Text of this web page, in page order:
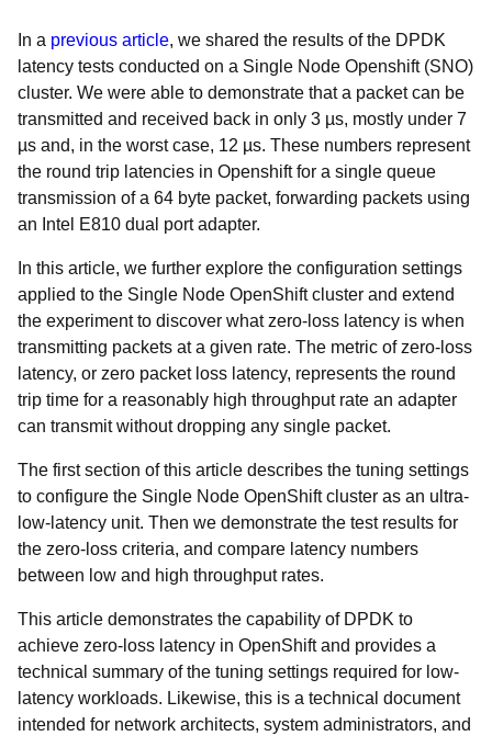
In a previous article, we shared the results of the DPDK
latency tests conducted on a Single Node Openshift (SNO)
cluster. We were able to demonstrate that a packet can be
transmitted and received back in only 3 µs, mostly under 7
µs and, in the worst case, 12 µs. These numbers represent
the round trip latencies in Openshift for a single queue
transmission of a 64 byte packet, forwarding packets using
an Intel E810 dual port adapter.
In this article, we further explore the configuration settings
applied to the Single Node OpenShift cluster and extend
the experiment to discover what zero-loss latency is when
transmitting packets at a given rate. The metric of zero-loss
latency, or zero packet loss latency, represents the round
trip time for a reasonably high throughput rate an adapter
can transmit without dropping any single packet.
The first section of this article describes the tuning settings
to configure the Single Node OpenShift cluster as an ultra-
low-latency unit. Then we demonstrate the test results for
the zero-loss criteria, and compare latency numbers
between low and high throughput rates.
This article demonstrates the capability of DPDK to
achieve zero-loss latency in OpenShift and provides a
technical summary of the tuning settings required for low-
latency workloads. Likewise, this is a technical document
intended for network architects, system administrators, and